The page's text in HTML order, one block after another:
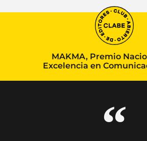
MAKMA, Premio
Excelencia en